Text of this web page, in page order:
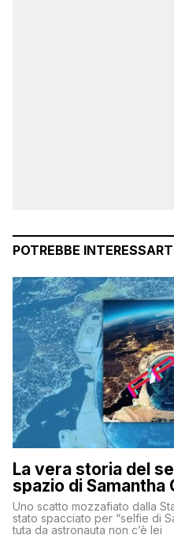
POTREBBE
La vera storia del
spazio di
Uno scatto mozzafiato dalla
stato spacciato per “selfie di
tuta da astronauta non c’è lei